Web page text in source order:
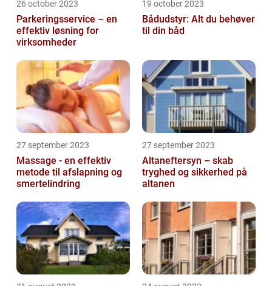
26 october 2023
Parkeringsservice – en
effektiv løsning for
virksomheder
19 october 2023
Bådudstyr: Alt du behøver
til din båd
27 september 2023
Massage - en effektiv
metode til afslapning og
smertelindring
27 september 2023
Altaneftersyn – skab
tryghed og sikkerhed på
altanen